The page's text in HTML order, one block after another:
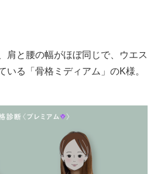
肩と腰の幅がほぼ同じで、ウエス
いる「骨格ミディアム」のK様。